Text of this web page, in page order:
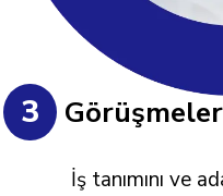
3
İş tanımını ve